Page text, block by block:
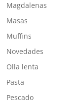
Magdalenas
Masas
Muffins
Novedades
Olla lenta
Pasta
Pescado